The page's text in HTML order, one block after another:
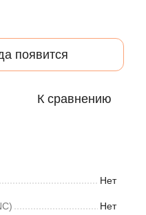
появится
К сравнению
Нет
Нет